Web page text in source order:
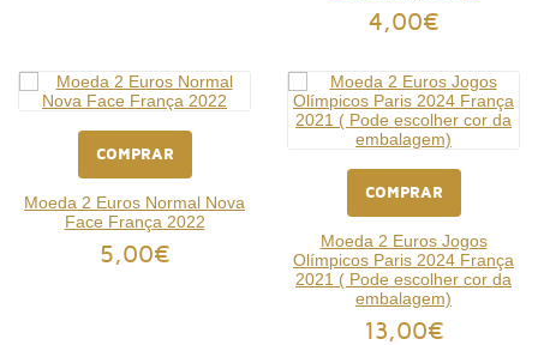
4,00€
COMPRAR
Moeda 2 Euros Normal Nova
Face França 2022
5,00€
COMPRAR
Moeda 2 Euros Jogos
Olímpicos Paris 2024 França
2021 ( Pode escolher cor da
embalagem)
13,00€